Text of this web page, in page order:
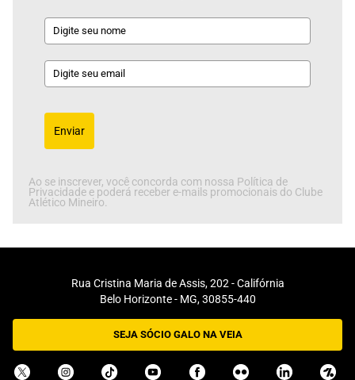
Enviar
Ao se inscrever, você concorda com nossa Política de
Privacidade e poderá receber e-mails promocionais do Clube
Atlético Mineiro.
Rua Cristina Maria de Assis, 202 - Califórnia
Belo Horizonte - MG, 30855-440
SEJA SÓCIO GALO NA VEIA